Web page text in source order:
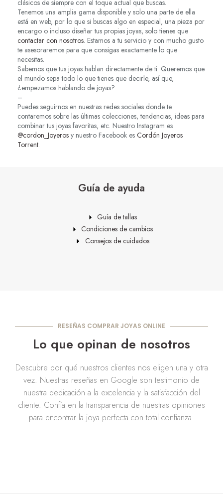
clásicos de siempre con el toque actual que buscas.
Tenemos una amplia gama disponible y solo una parte de ella
está en web, por lo que si buscas algo en especial, una pieza por
encargo o incluso diseñar tus propias joyas, solo tienes que
contactar con nosotros. Estamos a tu servicio y con mucho gusto
te asesoraremos para que consigas exactamente lo que
necesitas.
Sabemos que tus joyas hablan directamente de ti. Queremos que
el mundo sepa todo lo que tienes que decirle, así que,
¿empezamos hablando de joyas?
–
Puedes seguirnos en nuestras redes sociales donde te
contaremos sobre las últimas colecciones, tendencias, ideas para
combinar tus joyas favoritas, etc. Nuestro Instagram es
@cordon_Joyeros y nuestro Facebook es Cordón Joyeros
Torrent.
Guía de ayuda
Guía de tallas
Condiciones de cambios
Consejos de cuidados
RESEÑAS COMPRAR JOYAS ONLINE
Lo que opinan de nosotros
Descubre por qué nuestros clientes nos eligen una y otra
vez. Nuestras reseñas en Google son testimonio de
nuestra dedicación a la excelencia y la satisfacción del
cliente. Confía en la transparencia de nuestras opiniones
para encontrar la joya perfecta con total confianza.